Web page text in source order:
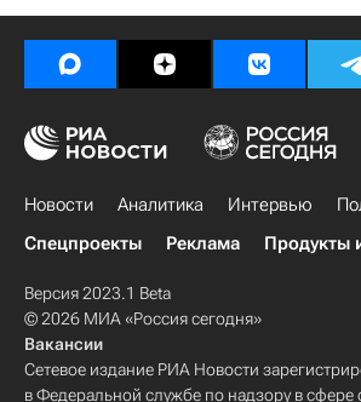
Новости Аналитика Интервью
Спецпроекты
Реклама Продукты
Версия 2023.1 Beta
© 2026 МИА «Россия сегодня»
Вакансии
Сетевое издание РИА Новости
в Федеральной службе по надзору в сфере